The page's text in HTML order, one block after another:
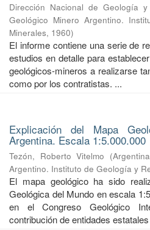
Dirección Nacional de Geología
Geológico Minero Argentino.
Minerales, 1960)
El informe contiene una serie de
estudios en detalle para
geológicos-mineros a realizarse
como por los contratistas. ...
Explicación del Mapa
Argentina. Escala 1:5.000.000
Tezón, Roberto Vitelmo (
Argentino. Instituto de Geología y
El mapa geológico ha sido
Geológica del Mundo en escala
en el Congreso Geológico
contribución de entidades